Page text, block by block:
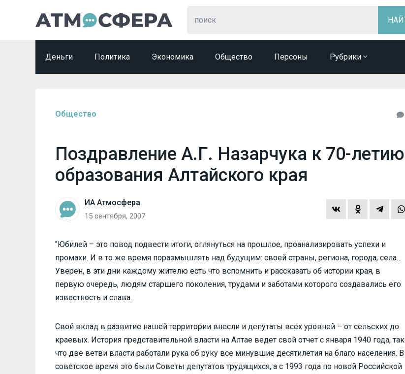
Деньги Политика Экономика Общество Персоны Рубрики
Общество
Поздравление А.Г. Назарчука к 70-летию
образования Алтайского края
ИА Атмосфера
15 сентября, 2007
"Юбилей – это повод подвести итоги, оглянуться на прошлое, проанализировать успехи и
промахи. И в то же время поразмышлять над будущим: своей страны, региона, города, села…
Уверен, в эти дни каждому жителю есть что вспомнить и рассказать об истории края, в
первую очередь, людям старшего поколения, трудами и заботами которого создавались его
известность и слава.
Свой вклад в развитие нашей территории внесли и депутаты всех уровней – от сельских до
краевых. История представительной власти на Алтае ведет свой отчет с января 1940 года, так
что две ветви власти работали рука об руку все минувшие десятилетия на благо населения. В
советское время это были Советы депутатов трудящихся, а с 1993 года по новой Российской